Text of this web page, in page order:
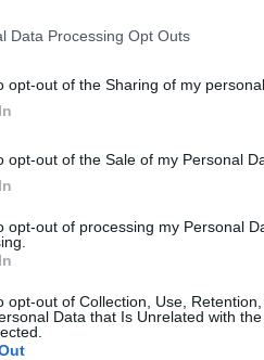
Data Processing Opt Outs
opt-out of the Sharing of my personal
opt-out of the Sale of my Personal
opt-out of processing my Personal
opt-out of Collection, Use,
Data that Is Unrelated with
tornare
per le
con
e
23.
bevono